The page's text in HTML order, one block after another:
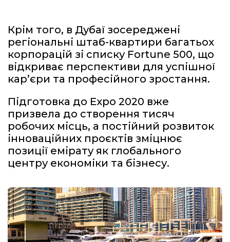
Крім того, в Дубаї зосереджені
регіональні штаб-квартири багатьох
корпорацій зі списку Fortune 500, що
відкриває перспективи для успішної
кар’єри та професійного зростання.
Підготовка до Expo 2020 вже
призвела до створення тисяч
робочих місць, а постійний розвиток
інноваційних проєктів зміцнює
позиції емірату як глобального
центру економіки та бізнесу.